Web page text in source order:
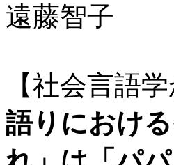
遠藤智子
【社会言語
語りにおけ